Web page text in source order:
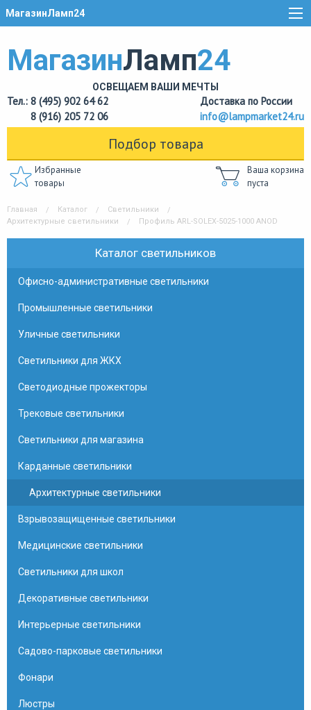
МагазинЛамп24
МагазинЛамп24
ОСВЕЩАЕМ ВАШИ МЕЧТЫ
Тел.: 8 (495) 902 64 62
8 (916) 205 72 06
Доставка по России
info@lampmarket24.ru
Подбор товара
Избранные
товары
Ваша корзина
пуста
Главная Каталог
Светильники
Архитектурные светильники
Профиль ARL-SOLEX-5025-1000 ANOD
Каталог светильников
Офисно-административные светильники
Промышленные светильники
Уличные светильники
Светильники для ЖКХ
Светодиодные прожекторы
Трековые светильники
Светильники для магазина
Карданные светильники
Архитектурные светильники
Взрывозащищенные светильники
Медицинские светильники
Светильники для школ
Декоративные светильники
Интерьерные светильники
Садово-парковые светильники
Фонари
Люстры